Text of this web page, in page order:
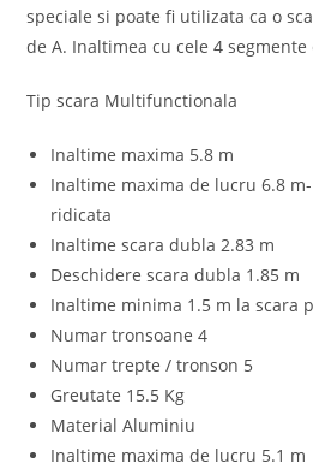
speciale si poate fi utilizata ca o
de A. Inaltimea cu cele 4
Tip scara Multifunctionala
Inaltime maxima 5.8 m
Inaltime maxima de lucru 6.8
ridicata
Inaltime scara dubla 2.83 m
Deschidere scara dubla 1.85 m
Inaltime minima 1.5 m la scara
Numar tronsoane 4
Numar trepte / tronson 5
Greutate 15.5 Kg
Material Aluminiu
Inaltime maxima de lucru 5.1 m